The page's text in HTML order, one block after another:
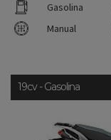
Gasolina
Manual
19cv - Gasolina